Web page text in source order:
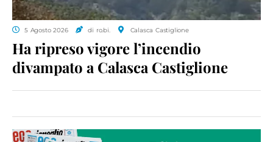
5 Agosto 2026 di ro.bi. Calasca Castiglione
Ha ripreso vigore l’incendio
divampato a Calasca Castiglione